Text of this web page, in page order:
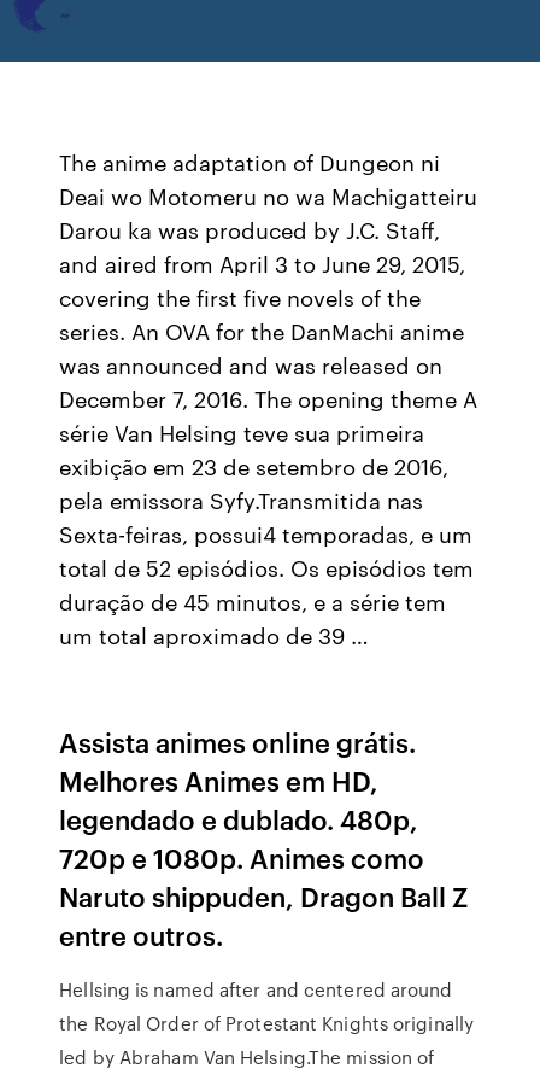
The anime adaptation of Dungeon ni
Deai wo Motomeru no wa Machigatteiru
Darou ka was produced by J.C. Staff,
and aired from April 3 to June 29, 2015,
covering the first five novels of the
series. An OVA for the DanMachi anime
was announced and was released on
December 7, 2016. The opening theme A
série Van Helsing teve sua primeira
exibição em 23 de setembro de 2016,
pela emissora Syfy.Transmitida nas
Sexta-feiras, possui4 temporadas, e um
total de 52 episódios. Os episódios tem
duração de 45 minutos, e a série tem
um total aproximado de 39 …
Assista animes online grátis.
Melhores Animes em HD,
legendado e dublado. 480p,
720p e 1080p. Animes como
Naruto shippuden, Dragon Ball Z
entre outros.
Hellsing is named after and centered around
the Royal Order of Protestant Knights originally
led by Abraham Van Helsing.The mission of